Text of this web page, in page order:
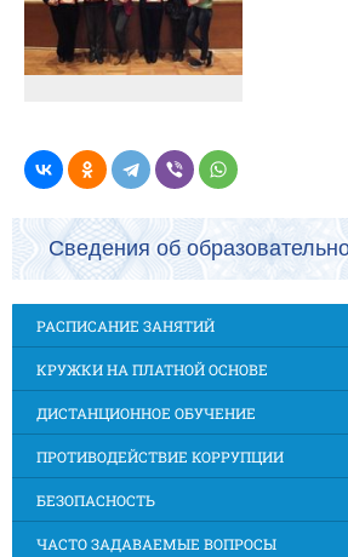
Сведения об
РАСПИСАНИЕ ЗАНЯТИЙ
КРУЖКИ НА ПЛАТНОЙ ОСНОВЕ
ДИСТАНЦИОННОЕ ОБУЧЕНИЕ
ПРОТИВОДЕЙСТВИЕ КОРРУПЦИИ
БЕЗОПАСНОСТЬ
ЧАСТО ЗАДАВАЕМЫЕ ВОПРОСЫ